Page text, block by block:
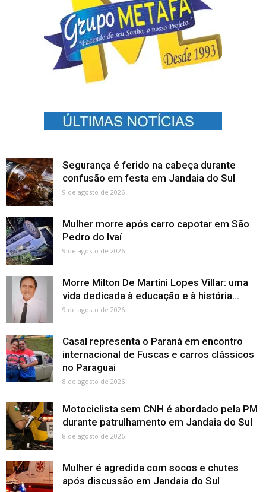
Segurança é ferido na cabeça durante
confusão em festa em Jandaia do Sul
9 de agosto de 2026
Mulher morre após carro capotar em São
Pedro do Ivaí
9 de agosto de 2026
Morre Milton De Martini Lopes Villar: uma
vida dedicada à educação e à história...
9 de agosto de 2026
Casal representa o Paraná em encontro
internacional de Fuscas e carros clássicos
no Paraguai
8 de agosto de 2026
Motociclista sem CNH é abordado pela PM
durante patrulhamento em Jandaia do Sul
8 de agosto de 2026
Mulher é agredida com socos e chutes
após discussão em Jandaia do Sul